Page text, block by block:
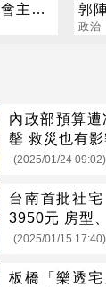
主
郭
政治
內政部預算
罄 救災也有
(2025/01/24 09:02)
台南首批社
3950元 房型
(2025/01/15 17:40)
板橋「樂透